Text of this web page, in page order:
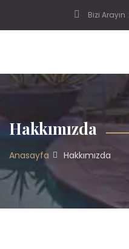
Bizi Arayın :
Hakkımızda
Anasayfa Hakkımızda